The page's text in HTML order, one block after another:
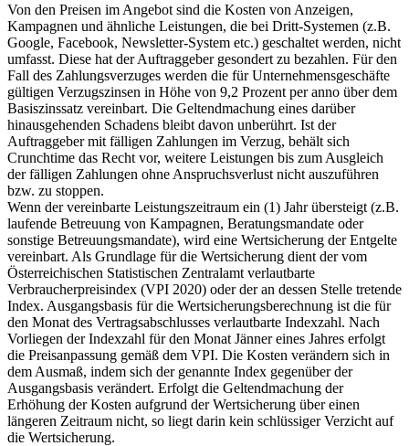
Von den Preisen im Angebot sind die Kosten von Anzeigen,
Kampagnen und ähnliche Leistungen, die bei Dritt-Systemen (z.B.
Google, Facebook, Newsletter-System etc.) geschaltet werden, nicht
umfasst. Diese hat der Auftraggeber gesondert zu bezahlen. Für den
Fall des Zahlungsverzuges werden die für Unternehmensgeschäfte
gültigen Verzugszinsen in Höhe von 9,2 Prozent per anno über dem
Basiszinssatz vereinbart. Die Geltendmachung eines darüber
hinausgehenden Schadens bleibt davon unberührt. Ist der
Auftraggeber mit fälligen Zahlungen im Verzug, behält sich
Crunchtime das Recht vor, weitere Leistungen bis zum Ausgleich
der fälligen Zahlungen ohne Anspruchsverlust nicht auszuführen
bzw. zu stoppen.
Wenn der vereinbarte Leistungszeitraum ein (1) Jahr übersteigt (z.B.
laufende Betreuung von Kampagnen, Beratungsmandate oder
sonstige Betreuungsmandate), wird eine Wertsicherung der Entgelte
vereinbart. Als Grundlage für die Wertsicherung dient der vom
Österreichischen Statistischen Zentralamt verlautbarte
Verbraucherpreisindex (VPI 2020) oder der an dessen Stelle tretende
Index. Ausgangsbasis für die Wertsicherungsberechnung ist die für
den Monat des Vertragsabschlusses verlautbarte Indexzahl. Nach
Vorliegen der Indexzahl für den Monat Jänner eines Jahres erfolgt
die Preisanpassung gemäß dem VPI. Die Kosten verändern sich in
dem Ausmaß, indem sich der genannte Index gegenüber der
Ausgangsbasis verändert. Erfolgt die Geltendmachung der
Erhöhung der Kosten aufgrund der Wertsicherung über einen
längeren Zeitraum nicht, so liegt darin kein schlüssiger Verzicht auf
die Wertsicherung.